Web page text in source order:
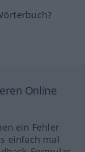
Online
ein Fehler
einfach mal